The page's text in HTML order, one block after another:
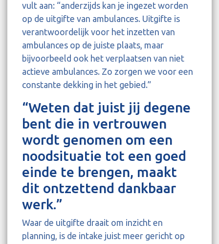
vult aan: “anderzijds kan je ingezet worden
op de uitgifte van ambulances. Uitgifte is
verantwoordelijk voor het inzetten van
ambulances op de juiste plaats, maar
bijvoorbeeld ook het verplaatsen van niet
actieve ambulances. Zo zorgen we voor een
constante dekking in het gebied.”
“Weten dat juist jij degene
bent die in vertrouwen
wordt genomen om een
noodsituatie tot een goed
einde te brengen, maakt
dit ontzettend dankbaar
werk.”
Waar de uitgifte draait om inzicht en
planning, is de intake juist meer gericht op